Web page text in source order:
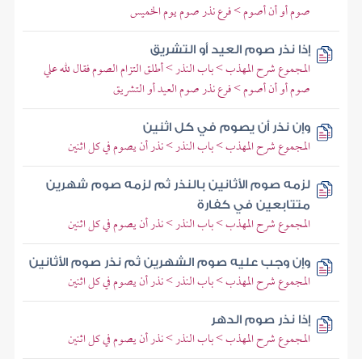
صوم أو أن أصوم > فرع نذر صوم يوم الخميس
إذا نذر صوم العيد أو التشريق
المجموع شرح المهذب > باب النذر > أطلق التزام الصوم فقال لله علي
صوم أو أن أصوم > فرع نذر صوم العيد أو التشريق
وإن نذر أن يصوم في كل اثنين
المجموع شرح المهذب > باب النذر > نذر أن يصوم في كل اثنين
لزمه صوم الأثانين بالنذر ثم لزمه صوم شهرين
متتابعين في كفارة
المجموع شرح المهذب > باب النذر > نذر أن يصوم في كل اثنين
وإن وجب عليه صوم الشهرين ثم نذر صوم الأثانين
المجموع شرح المهذب > باب النذر > نذر أن يصوم في كل اثنين
إذا نذر صوم الدهر
المجموع شرح المهذب > باب النذر > نذر أن يصوم في كل اثنين